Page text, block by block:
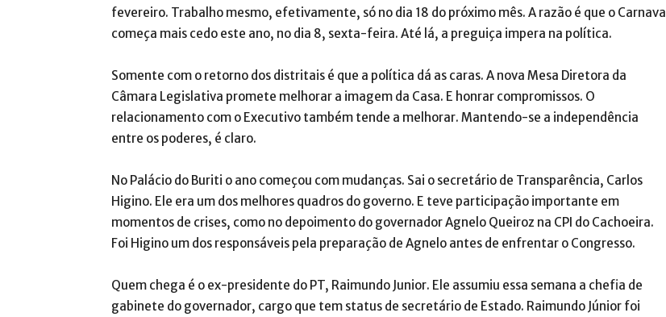
fevereiro. Trabalho mesmo, efetivamente, só no dia 18 do próximo mês. A razão é que o Carnaval
começa mais cedo este ano, no dia 8, sexta-feira. Até lá, a preguiça impera na política.
Somente com o retorno dos distritais é que a política dá as caras. A nova Mesa Diretora da
Câmara Legislativa promete melhorar a imagem da Casa. E honrar compromissos. O
relacionamento com o Executivo também tende a melhorar. Mantendo-se a independência
entre os poderes, é claro.
No Palácio do Buriti o ano começou com mudanças. Sai o secretário de Transparência, Carlos
Higino. Ele era um dos melhores quadros do governo. E teve participação importante em
momentos de crises, como no depoimento do governador Agnelo Queiroz na CPI do Cachoeira.
Foi Higino um dos responsáveis pela preparação de Agnelo antes de enfrentar o Congresso.
Quem chega é o ex-presidente do PT, Raimundo Junior. Ele assumiu essa semana a chefia de
gabinete do governador, cargo que tem status de secretário de Estado. Raimundo Júnior foi